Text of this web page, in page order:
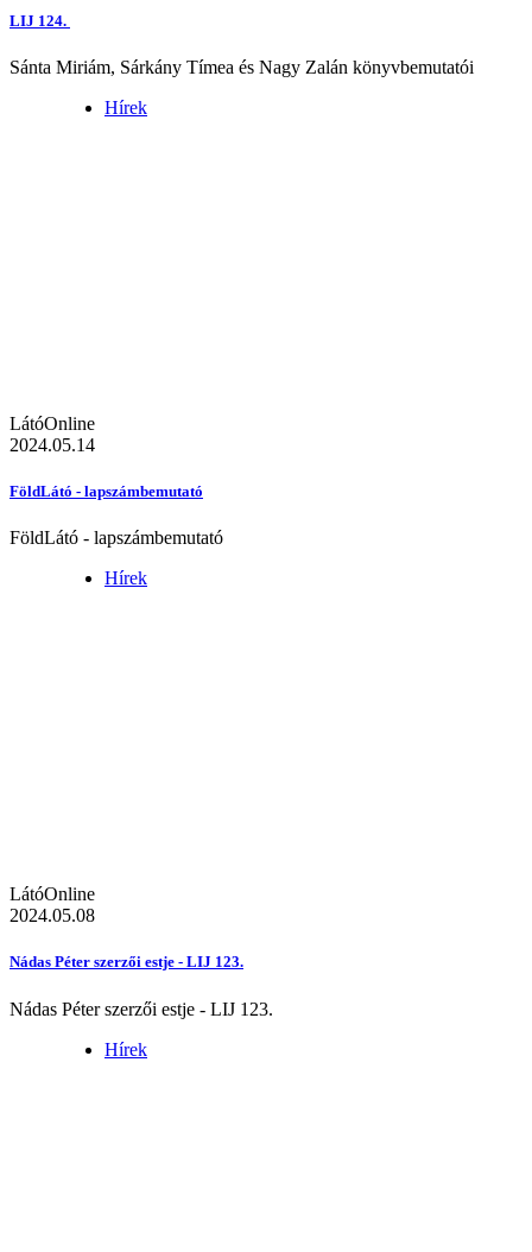
LIJ 124.
Sánta Miriám, Sárkány Tímea és Nagy Zalán könyvbemutatói
Hírek
LátóOnline
2024.05.14
FöldLátó - lapszámbemutató
FöldLátó - lapszámbemutató
Hírek
LátóOnline
2024.05.08
Nádas Péter szerzői estje - LIJ 123.
Nádas Péter szerzői estje - LIJ 123.
Hírek